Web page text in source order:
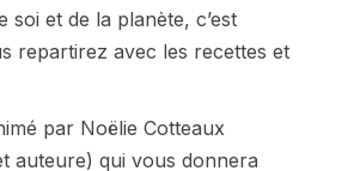
soi et de la planète, c’est
repartirez avec les recettes et
par Noëlie Cotteaux
auteure) qui vous donnera